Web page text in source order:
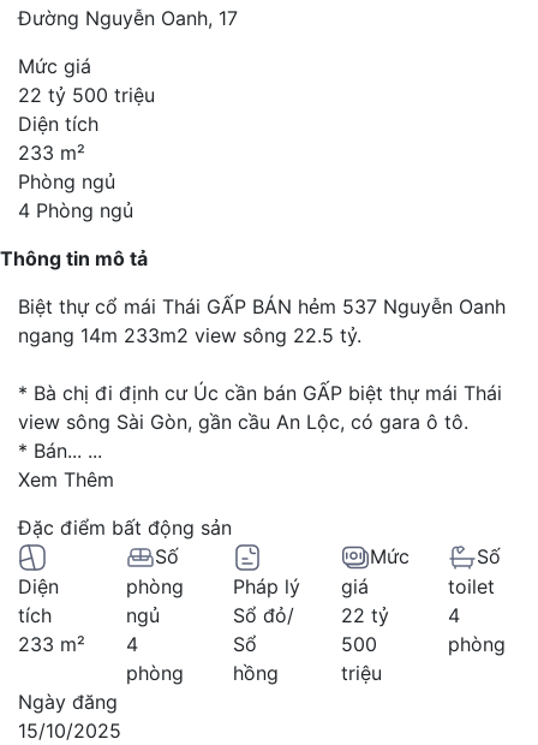
Đường Nguyễn Oanh, 17
Mức giá
22 tỷ 500 triệu
Diện tích
233 m²
Phòng ngủ
4 Phòng ngủ
Thông tin mô tả
Biệt thự cổ mái Thái GẤP BÁN hẻm 537 Nguyễn Oanh
ngang 14m 233m2 view sông 22.5 tỷ.
* Bà chị đi định cư Úc cần bán GẤP biệt thự mái Thái
view sông Sài Gòn, gần cầu An Lộc, có gara ô tô.
* Bán... ...
Xem Thêm
Đặc điểm bất động sản
Diện
tích
233 m²
Số
phòng
ngủ
4
phòng
Pháp lý
Sổ đỏ/
Sổ
hồng
Mức
giá
22 tỷ
500
triệu
Số
toilet
4
phòng
Ngày đăng
15/10/2025